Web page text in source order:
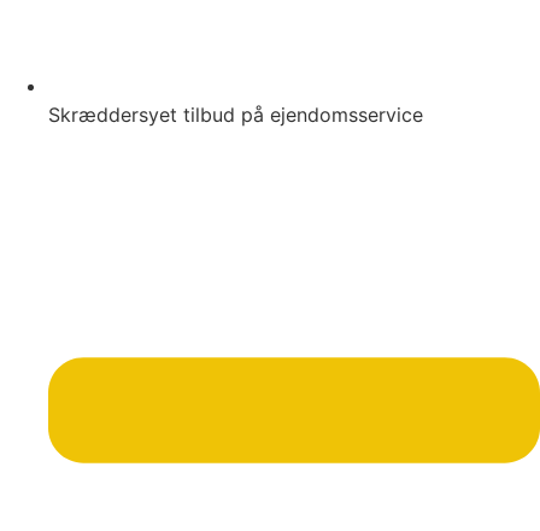
Skræddersyet tilbud på ejendomsservice